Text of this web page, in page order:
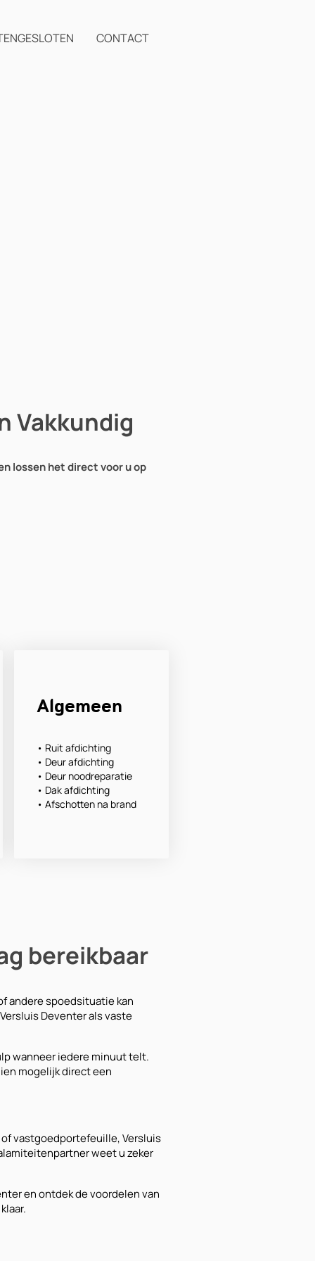
CONTACT
Vakkundig
lossen het direct voor u op
Algemeen
• Ruit afdichting
• Deur afdichting
• Deur noodreparatie
• Dak afdichting
• Afschotten na brand
bereikbaar
andere spoedsituatie kan
Deventer als vaste
wanneer iedere minuut telt.
mogelijk direct een
vastgoedportefeuille, Versluis
weet u zeker
en ontdek de voordelen van